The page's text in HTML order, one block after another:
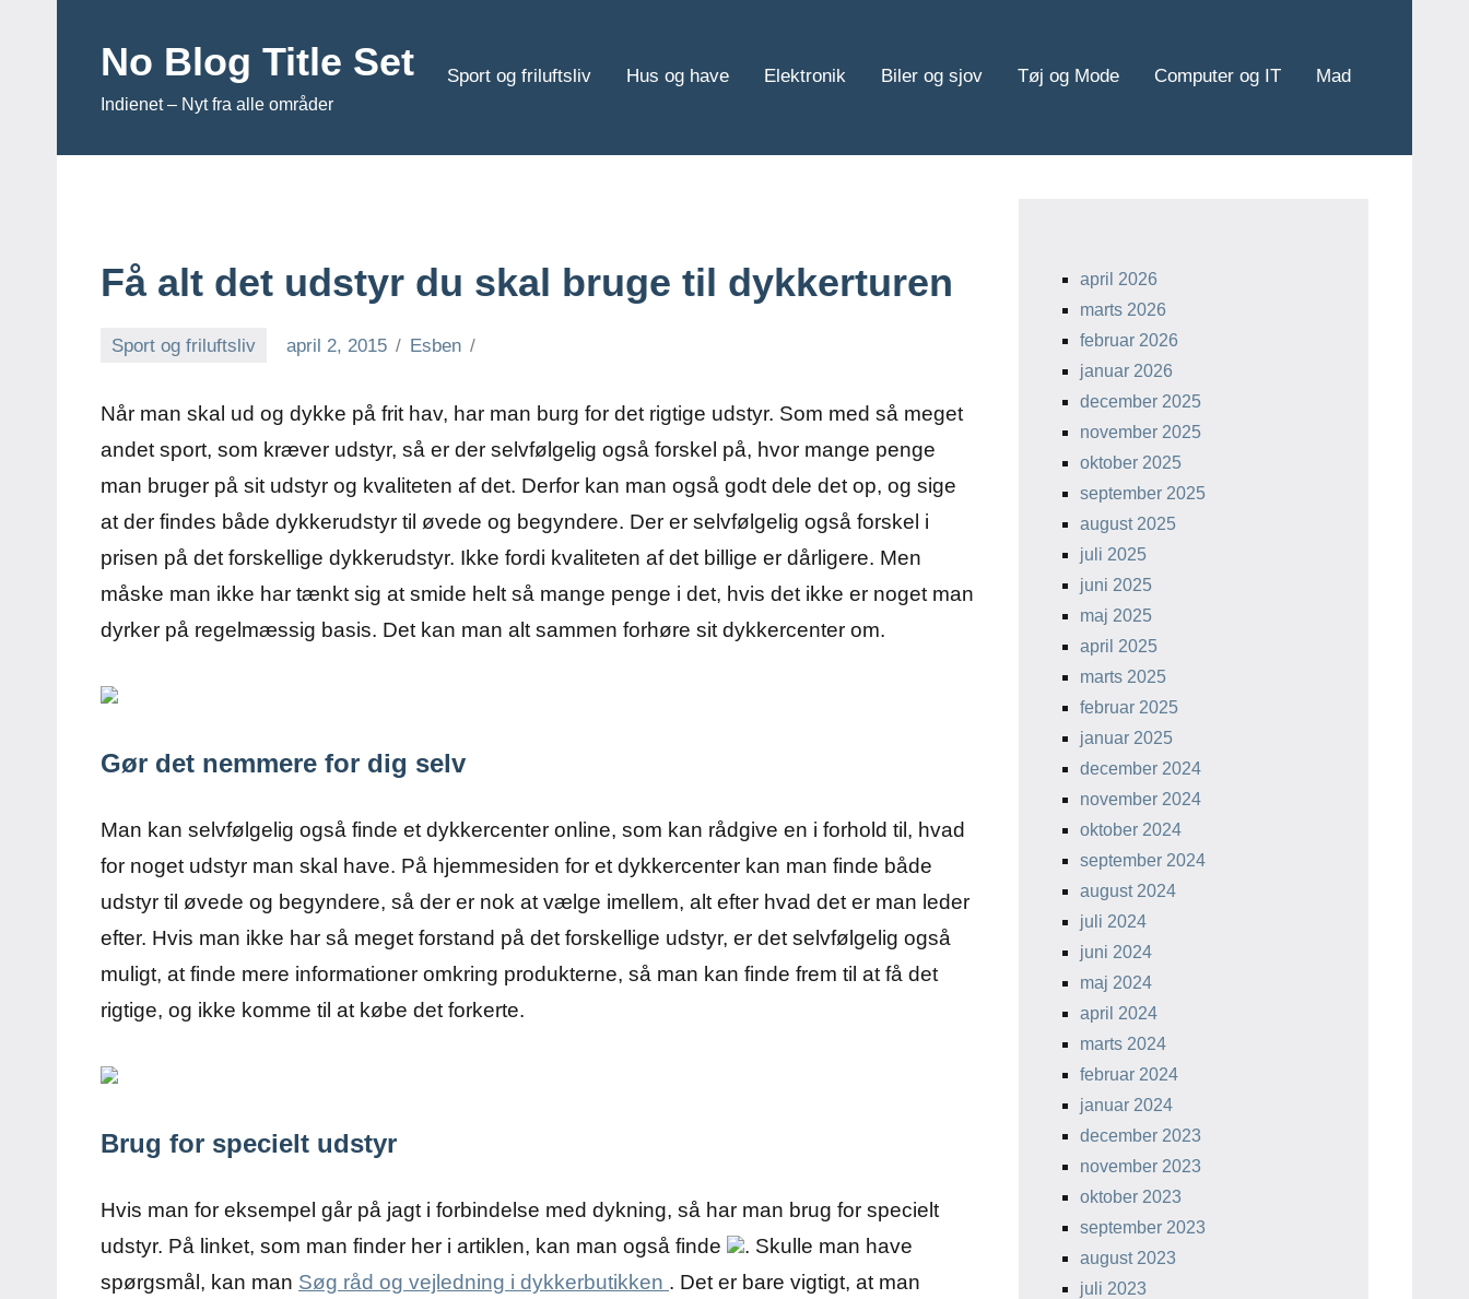
indholdNo Blog Title Set
Indienet – Nyt fra alle områder
Sport og friluftsliv Hus og have Elektronik Biler og sjov Tøj og Mode Computer og IT Mad
Få alt det udstyr du skal bruge til dykkerturen
Sport og friluftsliv april 2, 2015 Esben
Når man skal ud og dykke på frit hav, har man burg for det rigtige udstyr. Som med så meget
andet sport, som kræver udstyr, så er der selvfølgelig også forskel på, hvor mange penge
man bruger på sit udstyr og kvaliteten af det. Derfor kan man også godt dele det op, og sige
at der findes både dykkerudstyr til øvede og begyndere. Der er selvfølgelig også forskel i
prisen på det forskellige dykkerudstyr. Ikke fordi kvaliteten af det billige er dårligere. Men
måske man ikke har tænkt sig at smide helt så mange penge i det, hvis det ikke er noget man
dyrker på regelmæssig basis. Det kan man alt sammen forhøre sit dykkercenter om.
Gør det nemmere for dig selv
Man kan selvfølgelig også finde et dykkercenter online, som kan rådgive en i forhold til, hvad
for noget udstyr man skal have. På hjemmesiden for et dykkercenter kan man finde både
udstyr til øvede og begyndere, så der er nok at vælge imellem, alt efter hvad det er man leder
efter. Hvis man ikke har så meget forstand på det forskellige udstyr, er det selvfølgelig også
muligt, at finde mere informationer omkring produkterne, så man kan finde frem til at få det
rigtige, og ikke komme til at købe det forkerte.
Brug for specielt udstyr
Hvis man for eksempel går på jagt i forbindelse med dykning, så har man brug for specielt
udstyr. På linket, som man finder her i artiklen, kan man også finde
. Skulle man have
spørgsmål, kan man Søg råd og vejledning i dykkerbutikken . Det er bare vigtigt, at man
april 2026
marts 2026
februar 2026
januar 2026
december 2025
november 2025
oktober 2025
september 2025
august 2025
juli 2025
juni 2025
maj 2025
april 2025
marts 2025
februar 2025
januar 2025
december 2024
november 2024
oktober 2024
september 2024
august 2024
juli 2024
juni 2024
maj 2024
april 2024
marts 2024
februar 2024
januar 2024
december 2023
november 2023
oktober 2023
september 2023
august 2023
juli 2023